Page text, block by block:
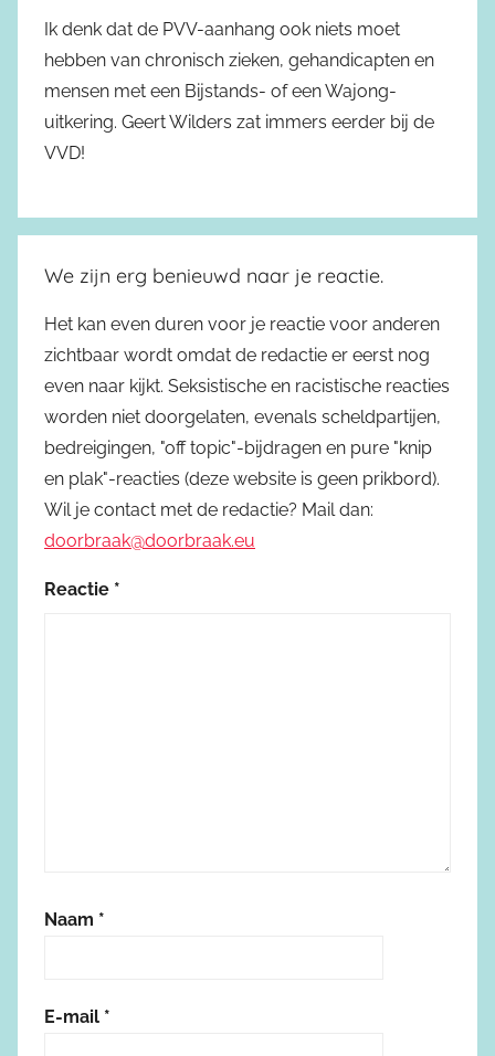
Ik denk dat de PVV-aanhang ook niets moet
hebben van chronisch zieken, gehandicapten en
mensen met een Bijstands- of een Wajong-
uitkering. Geert Wilders zat immers eerder bij de
VVD!
We zijn erg benieuwd naar je reactie.
Het kan even duren voor je reactie voor anderen
zichtbaar wordt omdat de redactie er eerst nog
even naar kijkt. Seksistische en racistische reacties
worden niet doorgelaten, evenals scheldpartijen,
bedreigingen, "off topic"-bijdragen en pure "knip
en plak"-reacties (deze website is geen prikbord).
Wil je contact met de redactie? Mail dan:
doorbraak@doorbraak.eu
Reactie *
Naam *
E-mail *